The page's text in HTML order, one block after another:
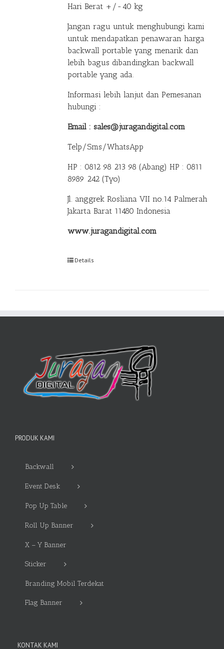
Hari Berat +/-40 kg
Jangan ragu untuk menghubungi kami
untuk mendapatkan penawaran harga
backwall portable yang menarik dan
lebih bagus dibandingkan backwall
portable yang ada.
Informasi lebih lanjut dan Pemesanan
hubungi :
Email : sales@juragandigital.com
Telp/Sms/WhatsApp
HP : 0812 98 213 98 (Abang) HP : 0811
8989 242 (Tyo)
Jl. anggrek Rosliana VII no.14 Palmerah
Jakarta Barat 11480 Indonesia
www.juragandigital.com
Details
PRODUK KAMI
Backwall
Event Desk
Pop Up Table
Roll Up Banner
X – Y Banner
Sticker
Branding Mobil Terdekat
Flag Banner
KONTAK KAMI